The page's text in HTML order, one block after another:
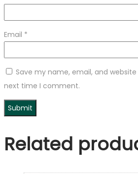
Email *
Save my name, email, and
next time I comment.
Related